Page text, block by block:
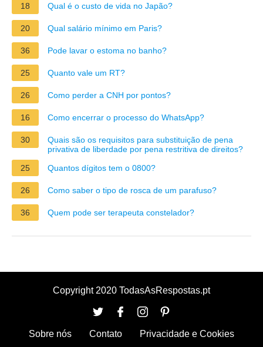
18 Qual é o custo de vida no Japão?
20 Qual salário mínimo em Paris?
36 Pode lavar o estoma no banho?
25 Quanto vale um RT?
26 Como perder a CNH por pontos?
16 Como encerrar o processo do WhatsApp?
30
Quais são os requisitos para substituição de pena
privativa de liberdade por pena restritiva de direitos?
25
Quantos dígitos tem o 0800?
26 Como saber o tipo de rosca de um parafuso?
36 Quem pode ser terapeuta constelador?
Copyright 2020 TodasAsRespostas.pt
Sobre nós Contato Privacidade e Cookies